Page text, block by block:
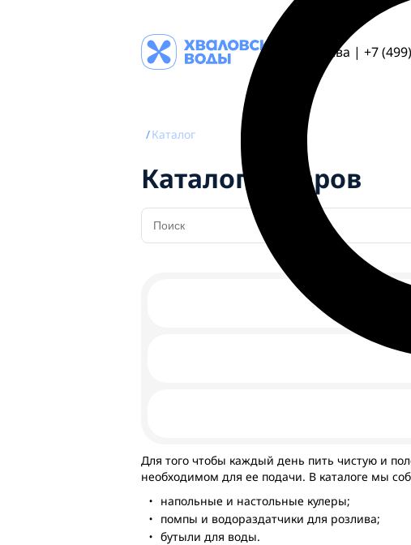
Москва | +7
/Каталог
Каталог товаров
Для того чтобы каждый день пить чистую и
необходимом для ее подачи. В каталоге мы
напольные и настольные кулеры;
помпы и водораздатчики для розлива;
бутыли для воды.